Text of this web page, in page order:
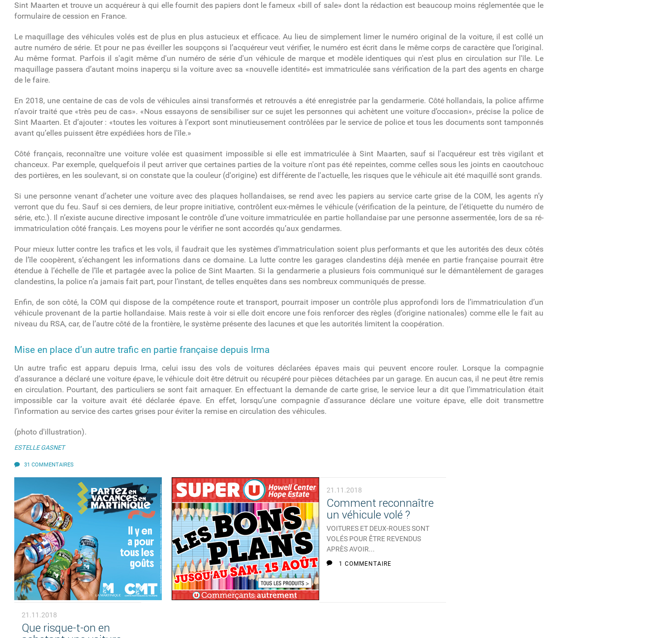
Sint Maarten et trouve un acquéreur à qui elle fournit des papiers dont le fameux «bill of sale» dont la rédaction est beaucoup moins réglementée que le
formulaire de cession en France.
Le maquillage des véhicules volés est de plus en plus astucieux et efficace. Au lieu de simplement limer le numéro original de la voiture, il est collé un
autre numéro de série. Et pour ne pas éveiller les soupçons si l’acquéreur veut vérifier, le numéro est écrit dans le même corps de caractère que l’original.
Au même format. Parfois il s'agit même d'un numéro de série d'un véhicule de marque et modèle identiques qui n'est plus en circulation sur l'île. Le
maquillage passera d’autant moins inaperçu si la voiture avec sa «nouvelle identité» est immatriculée sans vérification de la part des agents en charge
de le faire.
En 2018, une centaine de cas de vols de véhicules ainsi transformés et retrouvés a été enregistrée par la gendarmerie. Côté hollandais, la police affirme
n’avoir traité que «très peu de cas». «Nous essayons de sensibiliser sur ce sujet les personnes qui achètent une voiture d’occasion», précise la police de
Sint Maarten. Et d’ajouter : «toutes les voitures à l’export sont minutieusement contrôlées par le service de police et tous les documents sont tamponnés
avant qu’elles puissent être expédiées hors de l'île.»
Côté français, reconnaître une voiture volée est quasiment impossible si elle est immatriculée à Sint Maarten, sauf si l'acquéreur est très vigilant et
chanceux. Par exemple, quelquefois il peut arriver que certaines parties de la voiture n'ont pas été repeintes, comme celles sous les joints en caoutchouc
des portières, en les soulevant, si on constate que la couleur (d'origine) est différente de l'actuelle, les risques que le véhicule ait été maquillé sont grands.
Si une personne venant d’acheter une voiture avec des plaques hollandaises, se rend avec les papiers au service carte grise de la COM, les agents n’y
verront que du feu. Sauf si ces derniers, de leur propre initiative, contrôlent eux-mêmes le véhicule (vérification de la peinture, de l’étiquette du numéro de
série, etc.). Il n’existe aucune directive imposant le contrôle d’une voiture immatriculée en partie hollandaise par une personne assermentée, lors de sa ré-
immatriculation côté français. Les moyens pour le vérifier ne sont accordés qu’aux gendarmes.
Pour mieux lutter contre les trafics et les vols, il faudrait que les systèmes d’immatriculation soient plus performants et que les autorités des deux côtés
de l’île coopèrent, s’échangent les informations dans ce domaine. La lutte contre les garages clandestins déjà menée en partie française pourrait être
étendue à l’échelle de l’île et partagée avec la police de Sint Maarten. Si la gendarmerie a plusieurs fois communiqué sur le démantèlement de garages
clandestins, la police n’a jamais fait part, pour l’instant, de telles enquêtes dans ses nombreux communiqués de presse.
Enfin, de son côté, la COM qui dispose de la compétence route et transport, pourrait imposer un contrôle plus approfondi lors de l’immatriculation d’un
véhicule provenant de la partie hollandaise. Mais reste à voir si elle doit encore une fois renforcer des règles (d’origine nationales) comme elle le fait au
niveau du RSA, car, de l’autre côté de la frontière, le système présente des lacunes et que les autorités limitent la coopération.
Mise en place d’un autre trafic en partie française depuis Irma
Un autre trafic est apparu depuis Irma, celui issu des vols de voitures déclarées épaves mais qui peuvent encore rouler. Lorsque la compagnie
d’assurance a déclaré une voiture épave, le véhicule doit être détruit ou récupéré pour pièces détachées par un garage. En aucun cas, il ne peut être remis
en circulation. Pourtant, des particuliers se sont fait arnaquer. En effectuant la demande de carte grise, le service leur a dit que l’immatriculation était
impossible car la voiture avait été déclarée épave. En effet, lorsqu’une compagnie d’assurance déclare une voiture épave, elle doit transmettre
l’information au service des cartes grises pour éviter la remise en circulation des véhicules.
(photo d'illustration).
ESTELLE GASNET
31 COMMENTAIRES
21.11.2018
Comment reconnaître
un véhicule volé ?
VOITURES ET DEUX-ROUES SONT
VOLÉS POUR ÊTRE REVENDUS
APRÈS AVOIR...
1 COMMENTAIRE
21.11.2018
Que risque-t-on en